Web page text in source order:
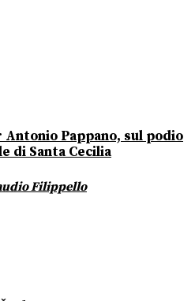
Pappano, sul podio
di Santa Cecilia
Filippello